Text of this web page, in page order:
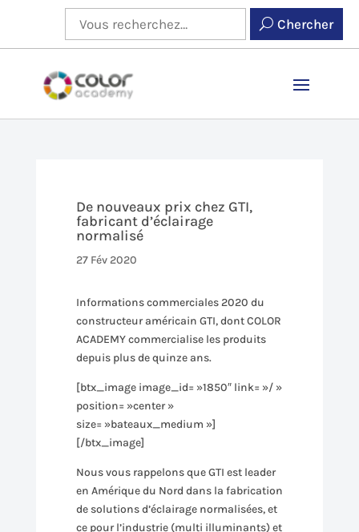
Chercher
De nouveaux prix chez GTI,
fabricant d’éclairage
normalisé
27 Fév 2020
Informations commerciales 2020 du
constructeur américain GTI, dont COLOR
ACADEMY commercialise les produits
depuis plus de quinze ans.
[btx_image image_id= »1850″ link= »/ »
position= »center »
size= »bateaux_medium »]
[/btx_image]
Nous vous rappelons que GTI est leader
en Amérique du Nord dans la fabrication
de solutions d’éclairage normalisées, et
ce pour l’industrie (multi illuminants) et